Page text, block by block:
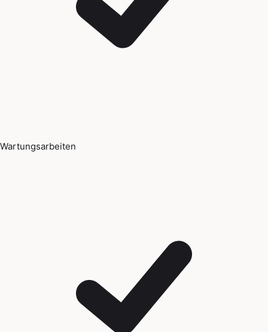
Wartungsarbeiten